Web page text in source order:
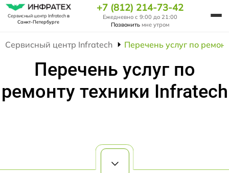
Сервисный центр Infratechв
Санкт-Петербурге
+7 (812) 214-73-42
Ежедневно с 9:00 до 21:00
Позвонить мне утром
Сервисный центр Infratech Перечень услуг по
Перечень услуг по
ремонту техники Infratech